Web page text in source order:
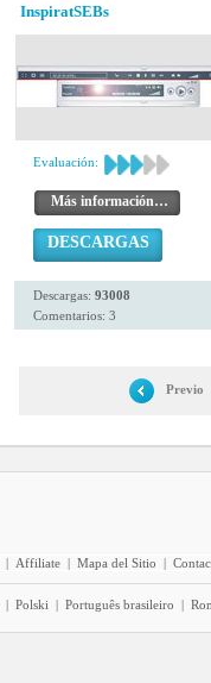
InspiratSEBs
Evaluación:
Más información…
DESCARGAS
Descargas: 93008
Comentarios: 3
Previo
| Affiliate | Mapa del Sitio |
| Polski | Português brasileiro |